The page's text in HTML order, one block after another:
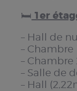
🛏️ 1er
– Hall de
– Chambre
– Chambre
– Salle de
– Hall